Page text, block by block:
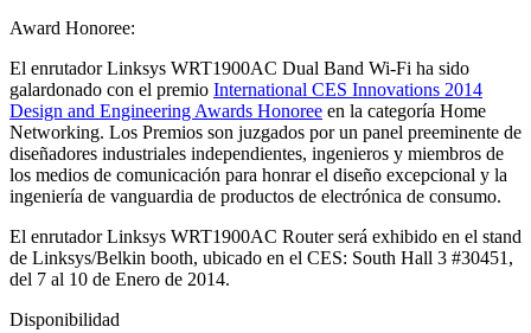
Award Honoree:
El enrutador Linksys WRT1900AC Dual Band Wi-Fi ha sido
galardonado con el premio International CES Innovations 2014
Design and Engineering Awards Honoree en la categoría Home
Networking. Los Premios son juzgados por un panel preeminente de
diseñadores industriales independientes, ingenieros y miembros de
los medios de comunicación para honrar el diseño excepcional y la
ingeniería de vanguardia de productos de electrónica de consumo.
El enrutador Linksys WRT1900AC Router será exhibido en el stand
de Linksys/Belkin booth, ubicado en el CES: South Hall 3 #30451,
del 7 al 10 de Enero de 2014.
Disponibilidad